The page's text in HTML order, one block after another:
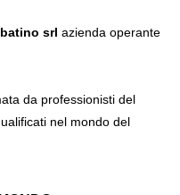
srl azienda operante
da professionisti del
nel mondo del